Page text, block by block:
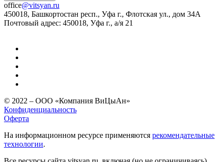
office@vitsyan.ru
450018, Башкортостан респ., Уфа г., Флотская ул., дом 34А
Почтовый адрес: 450018, Уфа г., а/я 21
© 2022 – ООО «Компания ВиЦыАн»
Конфиденциальность
Оферта
На информационном ресурсе применяются рекомендательные
технологии.